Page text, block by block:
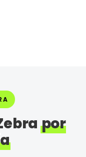
por